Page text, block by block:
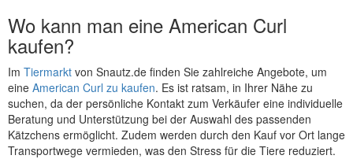
Wo kann man eine American Curl
kaufen?
Im Tiermarkt von Snautz.de finden Sie zahlreiche Angebote, um
eine American Curl zu kaufen. Es ist ratsam, in Ihrer Nähe zu
suchen, da der persönliche Kontakt zum Verkäufer eine individuelle
Beratung und Unterstützung bei der Auswahl des passenden
Kätzchens ermöglicht. Zudem werden durch den Kauf vor Ort lange
Transportwege vermieden, was den Stress für die Tiere reduziert.